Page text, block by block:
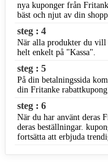
nya kuponger från
bäst och njut av din
steg : 4
När alla produkter du
helt enkelt på "Kassa".
steg : 5
På din betalningssida
din Fritanke
steg : 6
När du har använt deras
deras beställningar.
fortsätta att erbjuda